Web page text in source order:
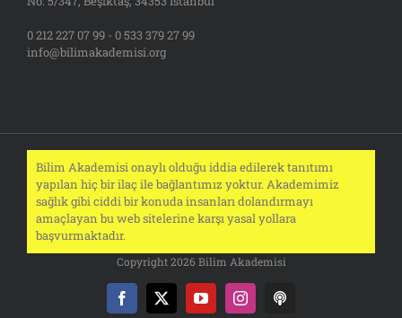
0 212 227 07 99 - 0 533 379 27 99
info@bilimakademisi.org
Bilim Akademisi onaylı olduğu iddia edilerek tanıtımı
yapılan hiç bir ilaç ile bağlantımız yoktur. Akademimiz
sağlık gibi ciddi bir konuda insanları dolandırmayı
amaçlayan bu web sitelerine karşı yasal yollara
başvurmaktadır.
Copyright 2026 Bilim Akademisi
Facebook
X YouTubeInstagramPodcast